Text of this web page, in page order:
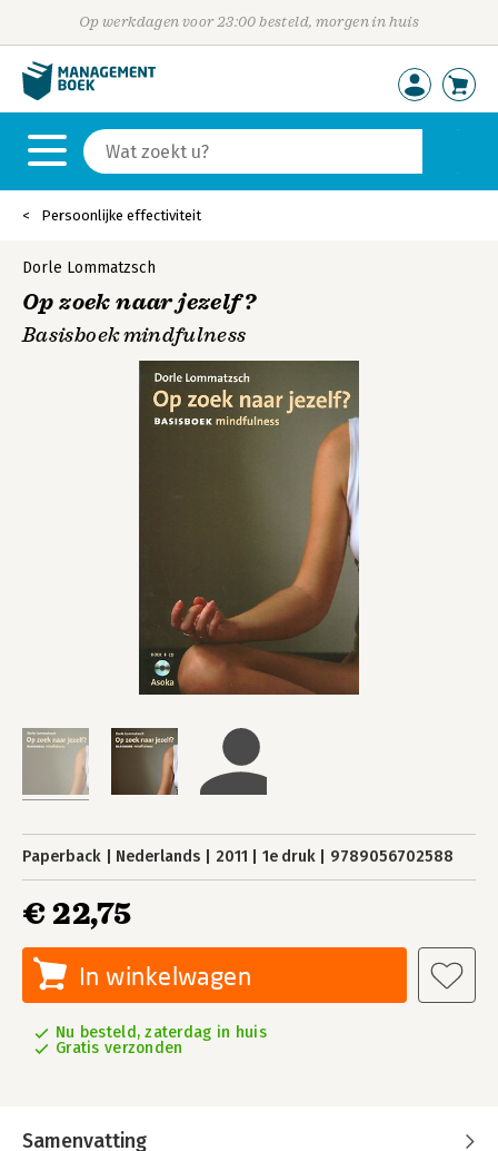
Op werkdagen voor 23:00 besteld, morgen in huis
Persoonlijke effectiviteit
Dorle Lommatzsch
Op zoek naar jezelf?
Basisboek mindfulness
Paperback Nederlands 2011 1e druk 9789056702588
€ 22,75
In winkelwagen
Nu besteld, zaterdag in huis
Gratis verzonden
Samenvatting